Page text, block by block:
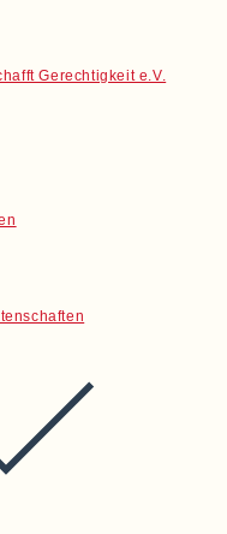
Gerechtigkeit e.V.